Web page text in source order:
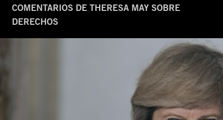
COMENTARIOS DE THERESA MAY SOBRE
DERECHOS